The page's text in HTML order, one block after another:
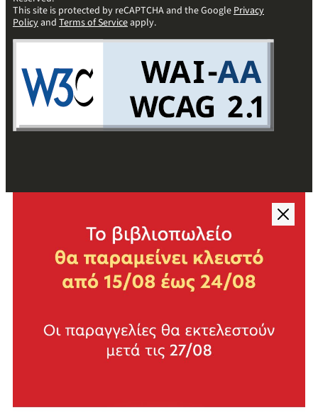
This site is protected by reCAPTCHA and the GooglePrivacy
Policyand Terms of Serviceapply.